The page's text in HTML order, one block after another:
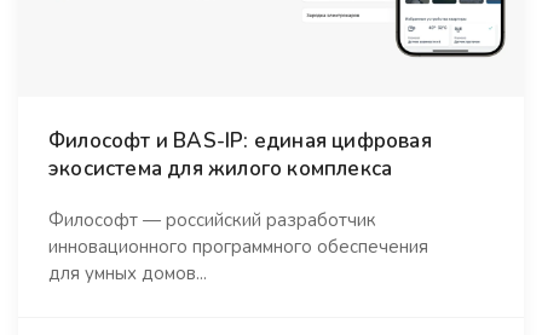
Философт и BAS-IP: единая цифровая
экосистема для жилого комплекса
Философт — российский разработчик
инновационного программного обеспечения
для умных домов...